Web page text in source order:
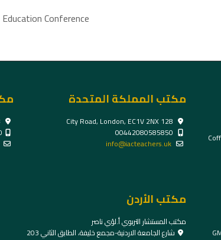
Conference
مكتب المملكة المتحدة
info@iacteachers.uk
مكتب الأردن
مكتب المستشار التربوي أ.لؤي ناصر
شارع الجامعة الاردنية-مجمع خليفة، الطابق الثاني 203